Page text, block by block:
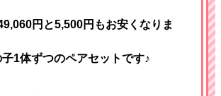
円と5,500円もお安くなりま
1体ずつのペアセットです♪